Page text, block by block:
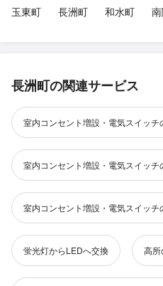
玉東町
長洲町 和水町
長洲町の関連サービス
室内コンセント増設・電気スイッチ
室内コンセント増設・電気スイッチ
室内コンセント増設・電気スイッチ
蛍光灯からLEDへ交換 高所